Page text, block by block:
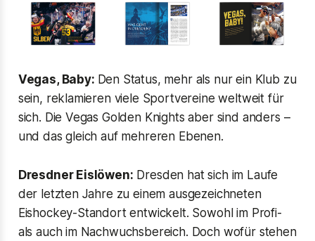
Vegas, Baby: Den Status, mehr als nur ein Klub zu
sein, reklamieren viele Sportvereine weltweit für
sich. Die Vegas Golden Knights aber sind anders –
und das gleich auf mehreren Ebenen.
Dresdner Eislöwen: Dresden hat sich im Laufe
der letzten Jahre zu einem ausgezeichneten
Eishockey-Standort entwickelt. Sowohl im Profi-
als auch im Nachwuchsbereich. Doch wofür stehen